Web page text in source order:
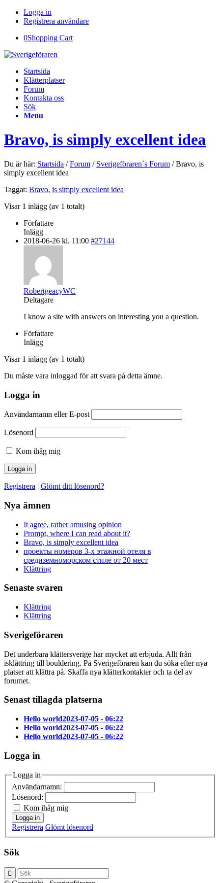
Logga in
Registrera användare
0Shopping Cart
Startsida
Klätterplatser
Forum
Kontakta oss
Sök
Menu
Bravo, is simply excellent idea
Du är här: Startsida / Forum / Sverigeföraren´s Forum / Bravo, is
simply excellent idea
Taggat: Bravo, is simply excellent idea
Visar 1 inlägg (av 1 totalt)
Författare
Inlägg
2018-06-26 kl. 11:00 #27144
RobertgeacyWC
Deltagare
I know a site with answers on interesting you a question.
Författare
Inlägg
Visar 1 inlägg (av 1 totalt)
Du måste vara inloggad för att svara på detta ämne.
Logga in
Användarnamn eller E-post
Lösenord
Kom ihåg mig
Registrera | Glömt ditt lösenord?
Nya ämnen
It agree, rather amusing opinion
Prompt, where I can read about it?
Bravo, is simply excellent idea
проекты номеров 3-х этажной отеля в
средиземноморском стиле от 20 мест
Klättring
Senaste svaren
Klättring
Klättring
Sverigeföraren
Det underbara klättersverige har mycket att erbjuda. Allt från
isklättring till bouldering. På Sverigeföraren kan du söka efter nya
platser att klättra på. Skaffa nya klätterkontakter och ta del av
forumet.
Senast tillagda platserna
Hello world2023-07-05 - 06:22
Hello world2023-07-05 - 06:22
Hello world2023-07-05 - 06:22
Logga in
Logga in
Användarnamn:
Lösenord:
Kom ihåg mig
Logga in
Registrera Glömt lösenord
Sök